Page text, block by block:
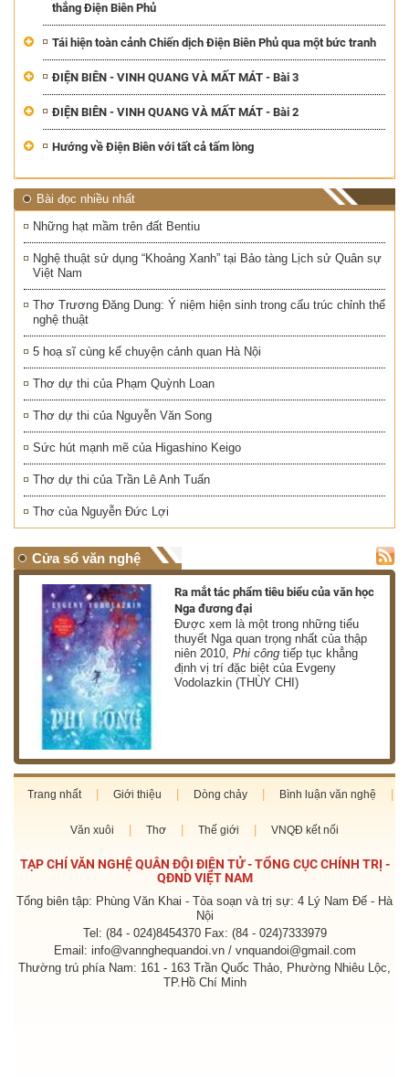
thắng Điện Biên Phủ
Tái hiện toàn cảnh Chiến dịch Điện Biên Phủ qua một bức tranh
ĐIỆN BIÊN - VINH QUANG VÀ MẤT MÁT - Bài 3
ĐIỆN BIÊN - VINH QUANG VÀ MẤT MÁT - Bài 2
Hướng về Điện Biên với tất cả tấm lòng
Bài đọc nhiều nhất
Những hạt mầm trên đất Bentiu
Nghệ thuật sử dụng “Khoảng Xanh” tại Bảo tàng Lịch sử Quân sự
Việt Nam
Thơ Trương Đăng Dung: Ý niệm hiện sinh trong cấu trúc chỉnh thể
nghệ thuật
5 hoạ sĩ cùng kể chuyện cảnh quan Hà Nội
Thơ dự thi của Phạm Quỳnh Loan
Thơ dự thi của Nguyễn Văn Song
Sức hút mạnh mẽ của Higashino Keigo
Thơ dự thi của Trần Lê Anh Tuấn
Thơ của Nguyễn Đức Lợi
Cửa sổ văn nghệ
Ra mắt tác phẩm tiêu biểu của văn học
Nga đương đại
Được xem là một trong những tiểu
thuyết Nga quan trọng nhất của thập
niên 2010,Phi công tiếp tục khẳng
định vị trí đặc biệt của Evgeny
Vodolazkin (THÙY CHI)
Trang nhất Giới thiệu Dòng chảy Bình luận văn nghệ
Văn xuôi Thơ Thế giới VNQĐ kết nối
TẠP CHÍ VĂN NGHỆ QUÂN ĐỘI ĐIỆN TỬ - TỔNG CỤC CHÍNH TRỊ -
QĐND VIỆT NAM
Tổng biên tập: Phùng Văn Khai - Tòa soạn và trị sự: 4 Lý Nam Đế - Hà
Nội
Tel: (84 - 024)8454370 Fax: (84 - 024)7333979
Email: info@vannghequandoi.vn / vnquandoi@gmail.com
Thường trú phía Nam: 161 - 163 Trần Quốc Thảo, Phường Nhiêu Lộc,
TP.Hồ Chí Minh